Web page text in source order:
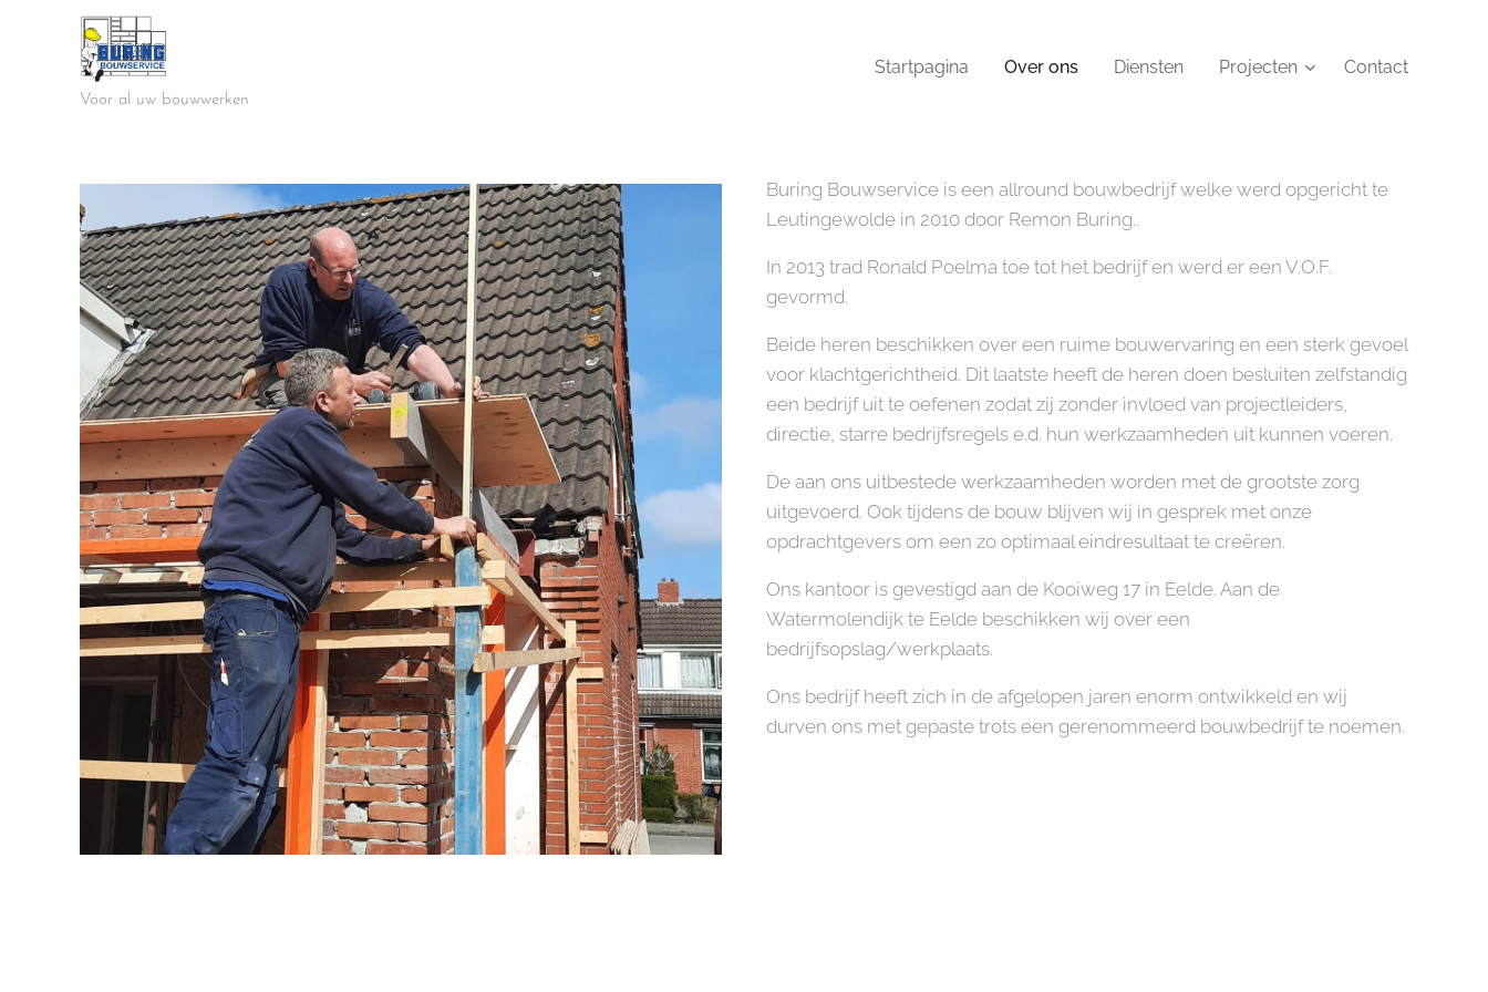
Voor al uw bouwwerken
Startpagina Over ons Diensten Projecten Contact
Buring Bouwservice is een allround bouwbedrijf welke werd opgericht te
Leutingewolde in 2010 door Remon Buring..
In 2013 trad Ronald Poelma toe tot het bedrijf en werd er een V.O.F.
gevormd.
Beide heren beschikken over een ruime bouwervaring en een sterk gevoel
voor klachtgerichtheid. Dit laatste heeft de heren doen besluiten zelfstandig
een bedrijf uit te oefenen zodat zij zonder invloed van projectleiders,
directie, starre bedrijfsregels e.d. hun werkzaamheden uit kunnen voeren.
De aan ons uitbestede werkzaamheden worden met de grootste zorg
uitgevoerd. Ook tijdens de bouw blijven wij in gesprek met onze
opdrachtgevers om een zo optimaal eindresultaat te creëren.
Ons kantoor is gevestigd aan de Kooiweg 17 in Eelde. Aan de
Watermolendijk te Eelde beschikken wij over een
bedrijfsopslag/werkplaats.
Ons bedrijf heeft zich in de afgelopen jaren enorm ontwikkeld en wij
durven ons met gepaste trots een gerenommeerd bouwbedrijf te noemen.